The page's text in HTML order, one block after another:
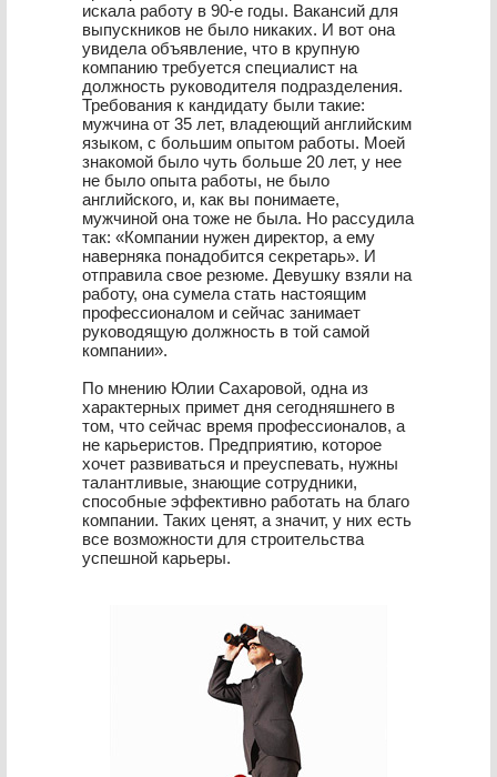
искала работу в 90-е годы. Вакансий для
выпускников не было никаких. И вот она
увидела объявление, что в крупную
компанию требуется специалист на
должность руководителя подразделения.
Требования к кандидату были такие:
мужчина от 35 лет, владеющий английским
языком, с большим опытом работы. Моей
знакомой было чуть больше 20 лет, у нее
не было опыта работы, не было
английского, и, как вы понимаете,
мужчиной она тоже не была. Но рассудила
так: «Компании нужен директор, а ему
наверняка понадобится секретарь». И
отправила свое резюме. Девушку взяли на
работу, она сумела стать настоящим
профессионалом и сейчас занимает
руководящую должность в той самой
компании».
По мнению Юлии Сахаровой, одна из
характерных примет дня сегодняшнего в
том, что сейчас время профессионалов, а
не карьеристов. Предприятию, которое
хочет развиваться и преуспевать, нужны
талантливые, знающие сотрудники,
способные эффективно работать на благо
компании. Таких ценят, а значит, у них есть
все возможности для строительства
успешной карьеры.